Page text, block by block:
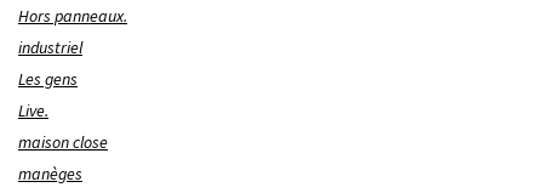
Hors panneaux.
industriel
Les gens
Live.
maison close
manèges